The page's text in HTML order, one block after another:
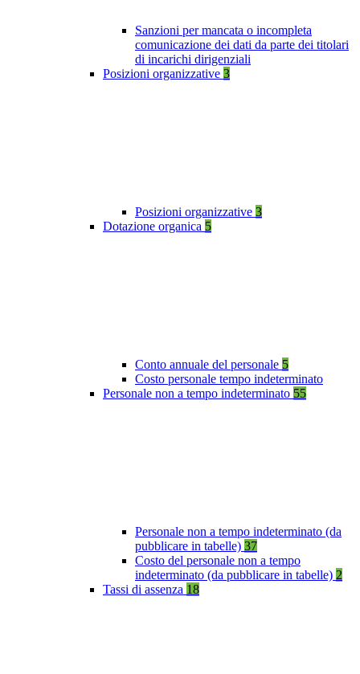
Sanzioni per mancata o incompleta
comunicazione dei dati da parte dei titolari
di incarichi dirigenziali
Posizioni organizzative 3
Posizioni organizzative 3
Dotazione organica 5
Conto annuale del personale 5
Costo personale tempo indeterminato
Personale non a tempo indeterminato 55
Personale non a tempo indeterminato (da
pubblicare in tabelle) 37
Costo del personale non a tempo
indeterminato (da pubblicare in tabelle) 2
Tassi di assenza 18